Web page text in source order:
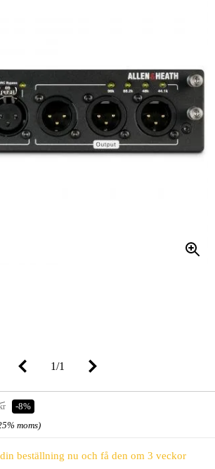
1/1
-8%
moms)
beställning nu och få den om 3 veckor